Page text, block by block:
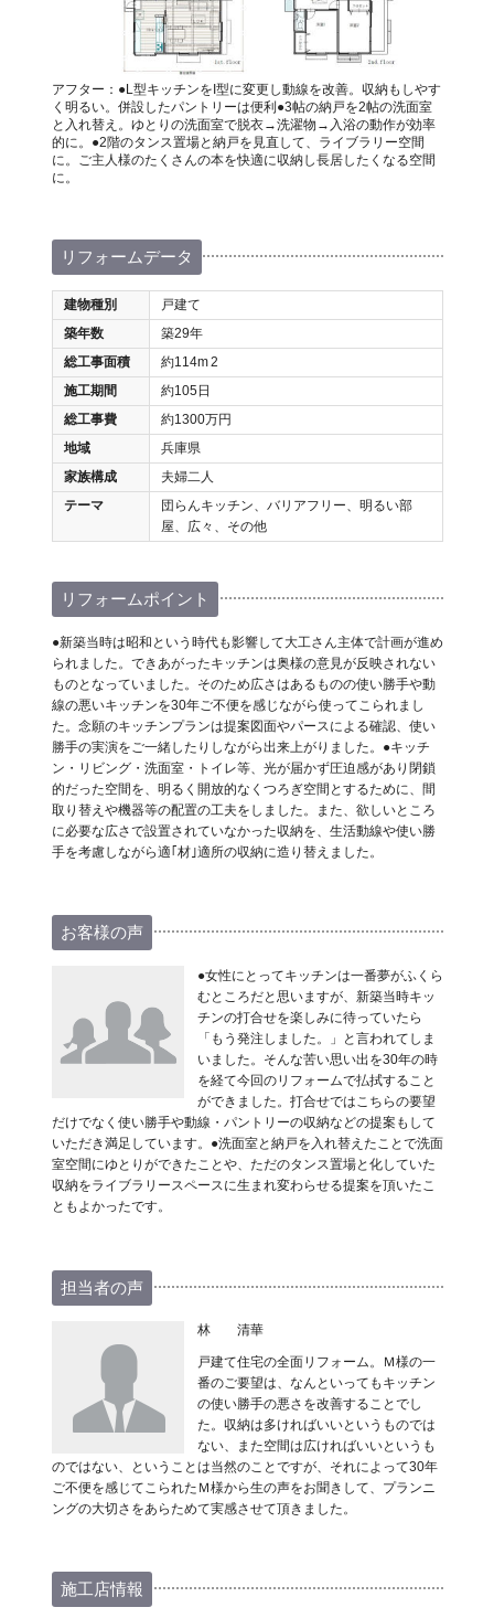
アフター：●L型キッチンをI型に変更し動線を改善。収納もしやす
く明るい。併設したパントリーは便利●3帖の納戸を2帖の洗面室
と入れ替え。ゆとりの洗面室で脱衣→洗濯物→入浴の動作が効率
的に。●2階のタンス置場と納戸を見直して、ライブラリー空間
に。ご主人様のたくさんの本を快適に収納し長居したくなる空間
に。
リフォームデータ
建物種別
戸建て
築年数
築29年
総工事面積
約114m2
施工期間
約105日
総工事費
約1300万円
地域
兵庫県
家族構成
夫婦二人
テーマ
団らんキッチン、バリアフリー、明るい部
屋、広々、その他
リフォームポイント
●新築当時は昭和という時代も影響して大工さん主体で計画が進め
られました。できあがったキッチンは奥様の意見が反映されない
ものとなっていました。そのため広さはあるものの使い勝手や動
線の悪いキッチンを30年ご不便を感じながら使ってこられまし
た。念願のキッチンプランは提案図面やパースによる確認、使い
勝手の実演をご一緒したりしながら出来上がりました。●キッチ
ン・リビング・洗面室・トイレ等、光が届かず圧迫感があり閉鎖
的だった空間を、明るく開放的なくつろぎ空間とするために、間
取り替えや機器等の配置の工夫をしました。また、欲しいところ
に必要な広さで設置されていなかった収納を、生活動線や使い勝
手を考慮しながら適｢材｣適所の収納に造り替えました。
お客様の声
●女性にとってキッチンは一番夢がふくら
むところだと思いますが、新築当時キッ
チンの打合せを楽しみに待っていたら
「もう発注しました。」と言われてしま
いました。そんな苦い思い出を30年の時
を経て今回のリフォームで払拭すること
ができました。打合せではこちらの要望
だけでなく使い勝手や動線・パントリーの収納などの提案もして
いただき満足しています。●洗面室と納戸を入れ替えたことで洗面
室空間にゆとりができたことや、ただのタンス置場と化していた
収納をライブラリースペースに生まれ変わらせる提案を頂いたこ
ともよかったです。
担当者の声
林 清華
戸建て住宅の全面リフォーム。Ｍ様の一
番のご要望は、なんといってもキッチン
の使い勝手の悪さを改善することでし
た。収納は多ければいいというものでは
ない、また空間は広ければいいというも
のではない、ということは当然のことですが、それによって30年
ご不便を感じてこられたＭ様から生の声をお聞きして、プランニ
ングの大切さをあらためて実感させて頂きました。
施工店情報